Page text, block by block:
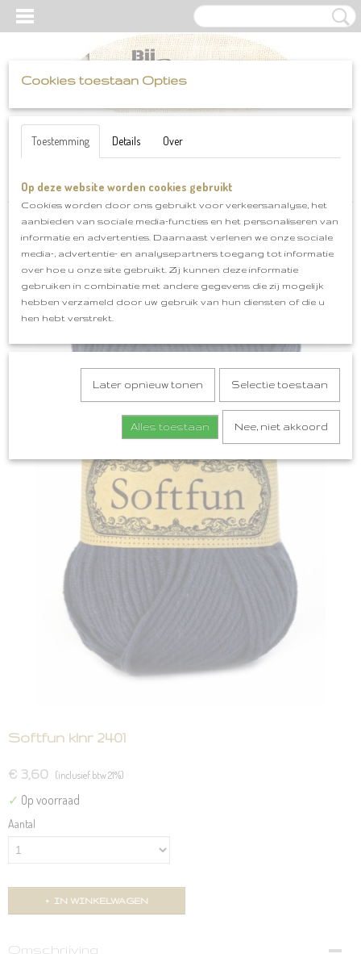
Inloggen Registreren UW WINKELWAGEN
Home >Scheepjes>Softfun>Softfun klnr 2401
Softfun klnr 2401
€ 3,60 (inclusief btw 21%)
✓ Op voorraad
Aantal
IN WINKELWAGEN
Omschrijving
Cookies toestaan Opties
Toestemming Details Over
Op deze website worden cookies gebruikt
Cookies worden door ons gebruikt voor verkeersanalyse, het
aanbieden van sociale media-functies en het personaliseren van
informatie en advertenties. Daarnaast verlenen we onze sociale
media-, advertentie- en analysepartners toegang tot informatie
over hoe u onze site gebruikt. Zij kunnen deze informatie
gebruiken in combinatie met andere gegevens die zij mogelijk
hebben verzameld door uw gebruik van hun diensten of die u
hen hebt verstrekt.
Later opnieuw tonen Selectie toestaan
Alles toestaan Nee, niet akkoord